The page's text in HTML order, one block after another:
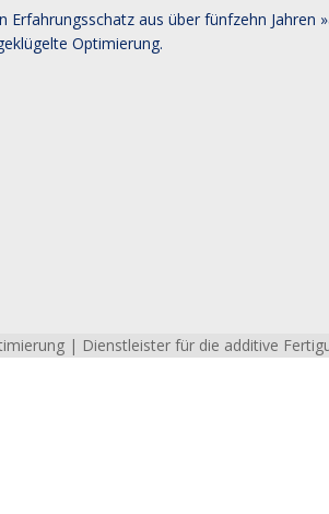
aus über fünfzehn Jahren
Optimierung.
| Dienstleister für die additive